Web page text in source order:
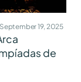
September 19, 2025
de